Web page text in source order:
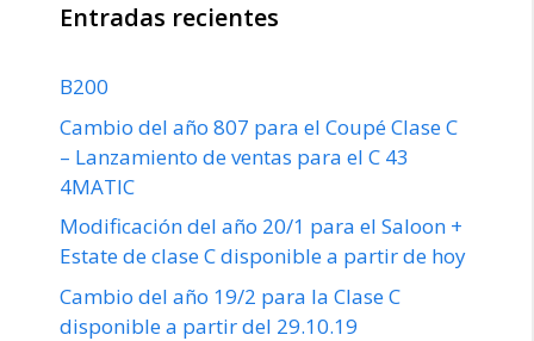
Entradas recientes
B200
Cambio del año 807 para el Coupé Clase C
– Lanzamiento de ventas para el C 43
4MATIC
Modificación del año 20/1 para el Saloon +
Estate de clase C disponible a partir de hoy
Cambio del año 19/2 para la Clase C
disponible a partir del 29.10.19